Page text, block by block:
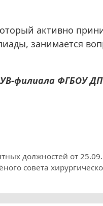
активно
занимается
филиала ФГБОУ
должностей от
совета